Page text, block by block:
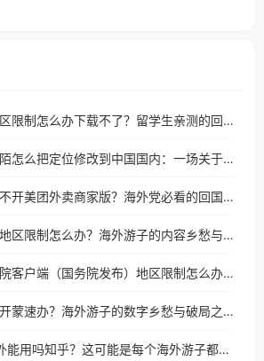
海外看电视地区限制怎么办下载不了？留学生亲测的回国加速方案（附2026世界杯观赛技巧）
在菲律宾用陌陌怎么把定位修改到中国国内：一场关于归属感与连接的探索
比利时怎么打不开美团外卖商家版？海外党必看的回国加速全攻略
时刻新闻国外地区限制怎么办？海外游子的内容乡愁与破局之路
在美国用国务院客户端（国务院发布）地区限制怎么办？3步解决海外看国内内容难题
瑞士怎么打不开蒙速办？海外游子的数字乡愁与破局之路
B站会员在国外能用吗知乎？这可能是每个海外游子都问过的问题